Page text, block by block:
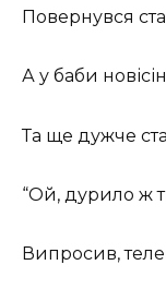
Повернувся
А у баби
Та ще дужче
“Ой, дурило ж
Випросив,